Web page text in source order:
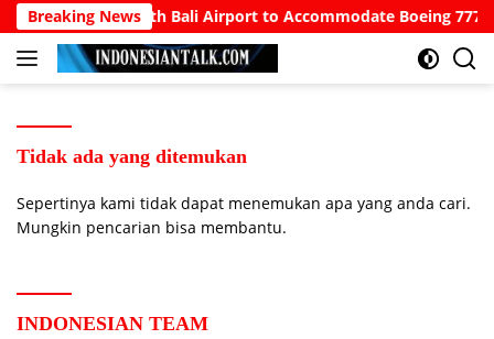
Langsung
ke
konten
Breaking News
Calls for North Bali Airport to Accommodate Boeing 777s
Tidak ada yang ditemukan
Sepertinya kami tidak dapat menemukan apa yang anda cari.
Mungkin pencarian bisa membantu.
INDONESIAN TEAM